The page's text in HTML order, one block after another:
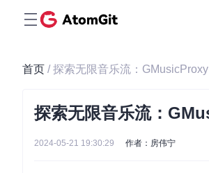
首页 / 探索无限音乐流：
探索无限音乐流：
2024-05-21 19:30:29 作者：房伟宁